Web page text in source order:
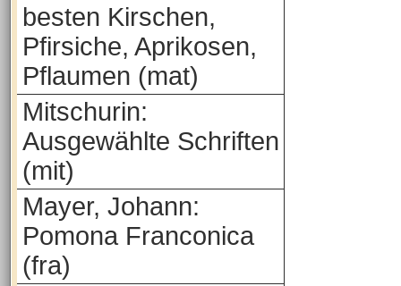
besten Kirschen,
Pfirsiche, Aprikosen,
Pflaumen (mat)
Mitschurin:
Ausgewählte Schriften
(mit)
Mayer, Johann:
Pomona Franconica
(fra)